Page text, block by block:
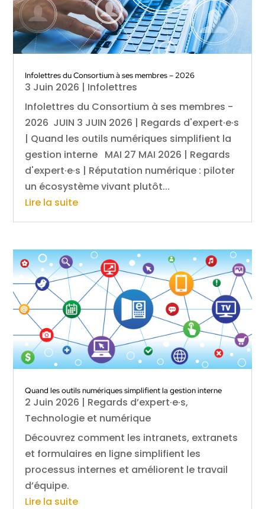
Infolettres du Consortium à ses membres – 2026
3 Juin 2026 | Infolettres
Infolettres du Consortium à ses membres -
2026 JUIN 3 JUIN 2026 | Regards d'expert·e·s
| Quand les outils numériques simplifient la
gestion interne MAI 27 MAI 2026 | Regards
d'expert·e·s | Réputation numérique : piloter
un écosystème vivant plutôt...
Lire la suite
Quand les outils numériques simplifient la gestion interne
2 Juin 2026 | Regards d’expert·e·s,
Technologie et numérique
Découvrez comment les intranets, extranets
et formulaires en ligne simplifient les
processus internes et améliorent le travail
d’équipe.
Lire la suite